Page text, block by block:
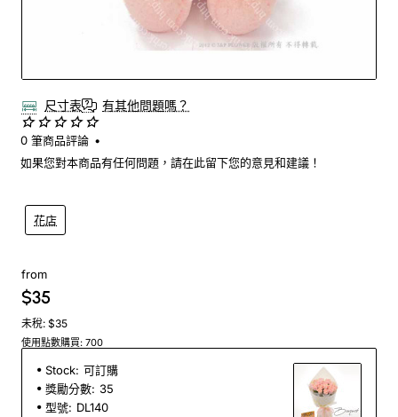
尺寸表 有其他問題嗎？
花店
0 筆商品評論 •
如果您對本商品有任何問題，請在此留下您的意見和建議！
from
$35
未稅: $35
使用點數購買: 700
Stock: 可訂購
獎勵分數: 35
型號: DL140